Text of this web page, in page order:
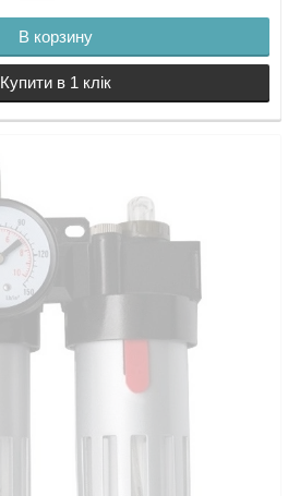
В корзину
Купити в 1 клік